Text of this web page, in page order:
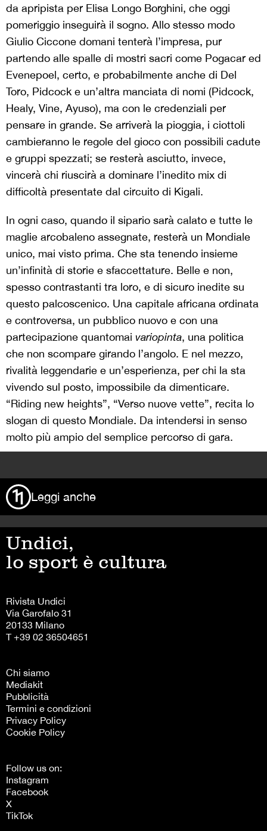
da apripista per Elisa Longo Borghini, che oggi
pomeriggio inseguirà il sogno. Allo stesso modo
Giulio Ciccone domani tenterà l’impresa, pur
partendo alle spalle di mostri sacri come Pogacar ed
Evenepoel, certo, e probabilmente anche di Del
Toro, Pidcock e un’altra manciata di nomi (Pidcock,
Healy, Vine, Ayuso), ma con le credenziali per
pensare in grande. Se arriverà la pioggia, i ciottoli
cambieranno le regole del gioco con possibili cadute
e gruppi spezzati; se resterà asciutto, invece,
vincerà chi riuscirà a dominare l’inedito mix di
difficoltà presentate dal circuito di Kigali.
In ogni caso, quando il sipario sarà calato e tutte le
maglie arcobaleno assegnate, resterà un Mondiale
unico, mai visto prima. Che sta tenendo insieme
un’infinità di storie e sfaccettature. Belle e non,
spesso contrastanti tra loro, e di sicuro inedite su
questo palcoscenico. Una capitale africana ordinata
e controversa, un pubblico nuovo e con una
partecipazione quantomai variopinta, una politica
che non scompare girando l’angolo. E nel mezzo,
rivalità leggendarie e un’esperienza, per chi la sta
vivendo sul posto, impossibile da dimenticare.
“Riding new heights”, “Verso nuove vette”, recita lo
slogan di questo Mondiale. Da intendersi in senso
molto più ampio del semplice percorso di gara.
Leggi anche
Undici,
lo sport è cultura
Rivista Undici
Via Garofalo 31
20133 Milano
T +39 02 36504651
Chi siamo
Mediakit
Pubblicità
Termini e condizioni
Privacy Policy
Cookie Policy
Follow us on:
Instagram
Facebook
X
TikTok